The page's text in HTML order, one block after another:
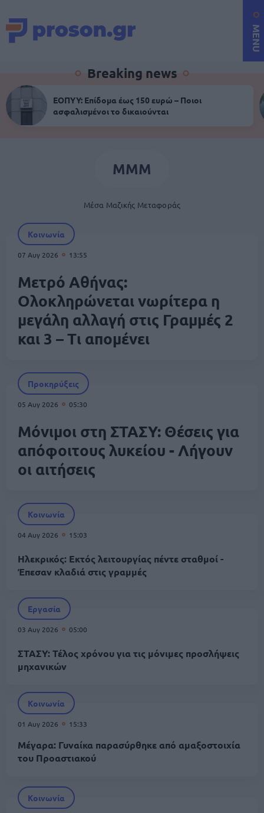
MENU
Breaking news
ΕΟΠΥΥ: Επίδομα έως 150 ευρώ – Ποιοι
ασφαλισμένοι το δικαιούνται
ΜΜΜ
Μέσα Μαζικής Μεταφοράς
Κοινωνία
07 Αυγ 2026 13:55
Μετρό Αθήνας:
Ολοκληρώνεται νωρίτερα η
μεγάλη αλλαγή στις Γραμμές 2
και 3 – Τι απομένει
Προκηρύξεις
05 Αυγ 2026 05:30
Μόνιμοι στη ΣΤΑΣΥ: Θέσεις για
απόφοιτους λυκείου - Λήγουν
οι αιτήσεις
Κοινωνία
04 Αυγ 2026 15:03
Ηλεκρικός: Εκτός λειτουργίας πέντε σταθμοί -
Έπεσαν κλαδιά στις γραμμές
Εργασία
03 Αυγ 2026 05:00
ΣΤΑΣΥ: Τέλος χρόνου για τις μόνιμες προσλήψεις
μηχανικών
Κοινωνία
01 Αυγ 2026 15:33
Μέγαρα: Γυναίκα παρασύρθηκε από αμαξοστοιχία
του Προαστιακού
Κοινωνία